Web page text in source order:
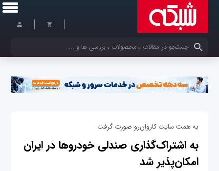
کلمات کلیدی خود را وارد کنید
به همت سایت کاروان‌رو صورت گرفت
به اشتراک‌گذاری صندلی‌‌ خودرو‌ها در ایران
امکان‌پذیر شد